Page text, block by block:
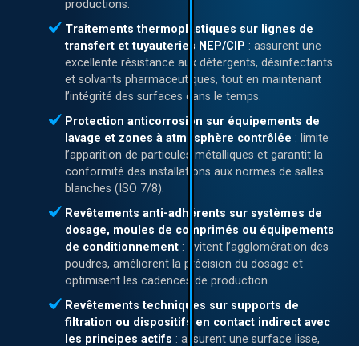
productions.
Traitements thermoplastiques sur lignes de
transfert et tuyauteries NEP/CIP : assurent une
excellente résistance aux détergents, désinfectants
et solvants pharmaceutiques, tout en maintenant
l’intégrité des surfaces dans le temps.
Protection anticorrosion sur équipements de
lavage et zones à atmosphère contrôlée : limite
l’apparition de particules métalliques et garantit la
conformité des installations aux normes de salles
blanches (ISO 7/8).
Revêtements anti-adhérents sur systèmes de
dosage, moules de comprimés ou équipements
de conditionnement : évitent l’agglomération des
poudres, améliorent la précision du dosage et
optimisent les cadences de production.
Revêtements techniques sur supports de
filtration ou dispositifs en contact indirect avec
les principes actifs : assurent une surface lisse,